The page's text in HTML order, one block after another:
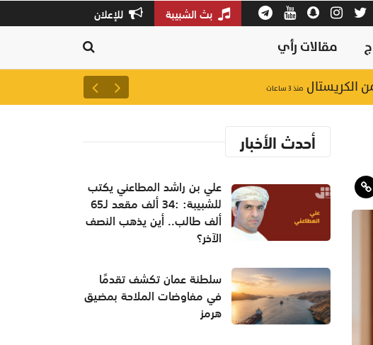
بث الشبيبة للإعلان
مقالات رأي
منذ ٣ ساعات سلطنة عمان تكشف تقدمًا
أحدث الأخبار
علي بن راشد المطاعني يكتب
للشبيبة: :34 ألف مقعد لـ65
ألف طالب.. أين يذهب النصف
الآخر؟
سلطنة عمان تكشف تقدمًا
في مفاوضات الملاحة بمضيق
هرمز